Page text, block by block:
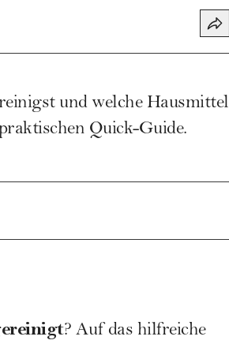
und welche Hausmittel
Quick-Guide.
? Auf das hilfreiche